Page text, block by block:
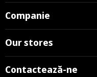
Companie
Our stores
Contactează-ne